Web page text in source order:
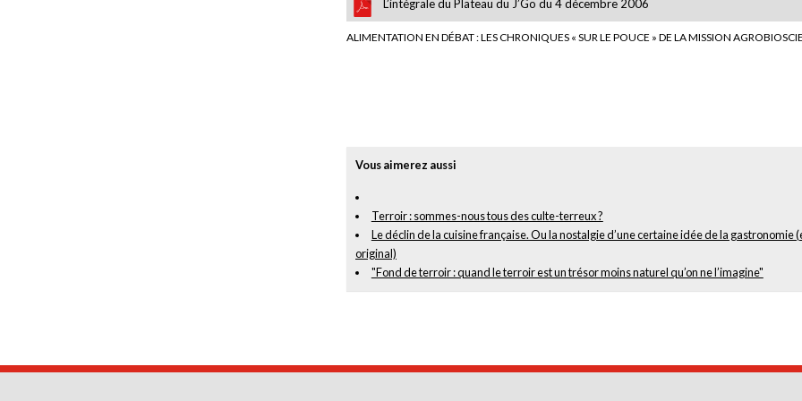
L’intégrale du Plateau du J’Go du 4 décembre 2006
ALIMENTATION EN DÉBAT : LES CHRONIQUES « SUR LE POUCE » DE LA MISSION
Vous aimerez aussi
Terroir : sommes-nous tous des culte-terreux ?
Le déclin de la cuisine française. Ou la nostalgie d’une certaine idée de la gastronomie
original)
"Fond de terroir : quand le terroir est un trésor moins naturel qu’on ne l’imagine"